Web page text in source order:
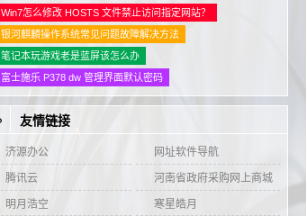
Win7怎么修改 HOSTS 文件禁止访问指定网站？
银河麒麟操作系统常见问题故障解决方法
笔记本玩游戏老是蓝屏该怎么办
富士施乐 P378 dw 管理界面默认密码
友情链接
济源办公 网址软件导航
腾讯云 河南省政府采购网上商城
明月浩空 寒星皓月